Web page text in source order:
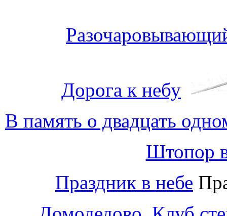
Дорога к небу
В память о двадцать
Штопор
Праздник в небе